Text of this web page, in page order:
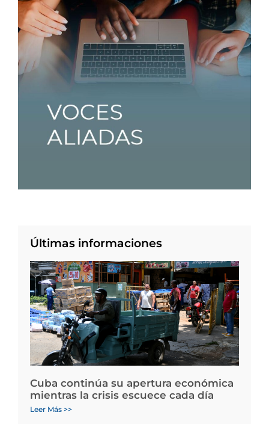
Últimas informaciones
Cuba continúa su apertura económica
mientras la crisis escuece cada día
Leer Más >>